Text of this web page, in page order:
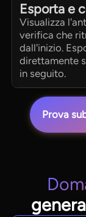
Esporta e
Visualizza
verifica che
dall'inizio.
direttamente
in seguito.
Prova